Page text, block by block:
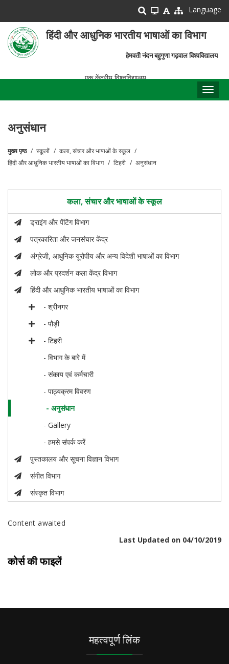
main
content
Language
हिंदी और आधुनिक भारतीय भाषाओं का विभाग
हेमवती नंदन बहुगुणा गढ़वाल विश्वविद्यालय
एक केंद्रीय विश्वविद्यालय
अनुसंधान
पग
मुख्य पृष्ठ स्कूलों
कला, संचार और भाषाओं के स्कूल
हिंदी और आधुनिक भारतीय भाषाओं का विभाग
टिहरी अनुसंधान
कला, संचार और भाषाओं के स्कूल
ड्राइंग और पेंटिंग विभाग
पत्रकारिता और जनसंचार केंद्र
अंग्रेजी, आधुनिक यूरोपीय और अन्य विदेशी भाषाओं का विभाग
लोक और प्रदर्शन कला केंद्र विभाग
हिंदी और आधुनिक भारतीय भाषाओं का विभाग
- श्रीनगर
- पौड़ी
- टिहरी
- विभाग के बारे में
- संकाय एवं कर्मचारी
- पाठ्यक्रम विवरण
- अनुसंधान
- Gallery
- हमसे संपर्क करें
पुस्तकालय और सूचना विज्ञान विभाग
संगीत विभाग
संस्कृत विभाग
Content awaited
Last Updated on 04/10/2019
कोर्स की फाइलें
महत्वपूर्ण लिंक